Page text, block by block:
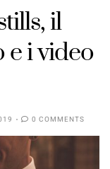
il
e i video
0 COMMENTS